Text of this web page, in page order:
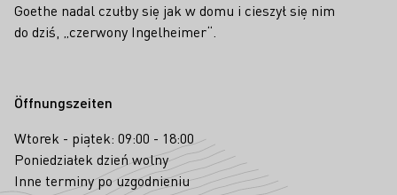
Goethe nadal czułby się jak w domu i cieszył się nim
do dziś, „czerwony Ingelheimer“.
Öffnungszeiten
Wtorek - piątek: 09:00 - 18:00
Poniedziałek dzień wolny
Inne terminy po uzgodnieniu